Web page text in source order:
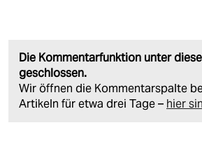
Die Kommentarfunktion unter
geschlossen.
Wir öffnen die Kommentarspalte
Artikeln für etwa drei Tage – hier